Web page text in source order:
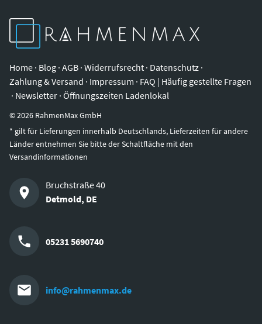
Home · Blog · AGB · Widerrufsrecht · Datenschutz ·
Zahlung & Versand · Impressum · FAQ | Häufig gestellte Fragen
· Newsletter · Öffnungszeiten Ladenlokal
©2026 RahmenMax GmbH
* gilt für Lieferungen innerhalb Deutschlands, Lieferzeiten für andere
Länder entnehmen Sie bitte der Schaltfläche mit den
Versandinformationen
Bruchstraße 40
Detmold, DE
05231 5690740
info@rahmenmax.de